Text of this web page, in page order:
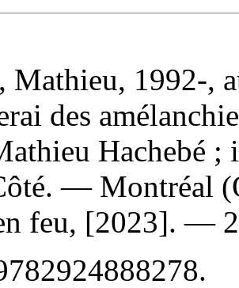
Mathieu, 1992-,
des
Hachebé ;
— Montréal
feu, [2023]. —
.